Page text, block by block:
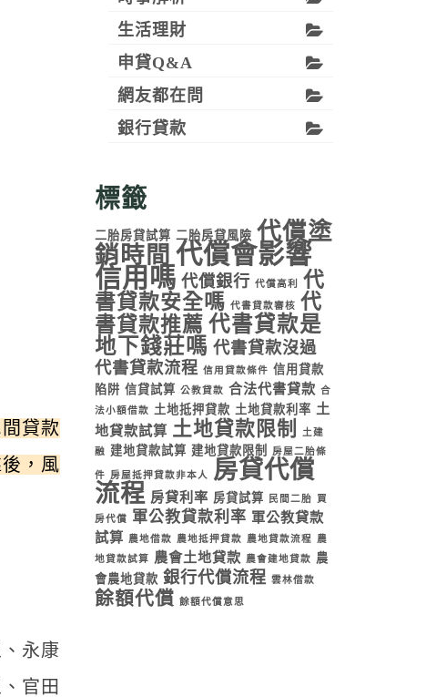
貸款
，風
永康
官田
生活理財
申貸Q&A
網友都在問
銀行貸款
標籤
二胎房貸試算 二胎房貸風險 代償塗
銷時間 代償會影響
信用嗎 代償銀行 代償高利
代
書貸款安全嗎 代書貸款審核 代
書貸款推薦 代書貸款是
地下錢莊嗎 代書貸款沒過
代書貸款流程 信用貸款條件 信用貸款
陷阱 信貸試算 公教貸款 合法代書貸款 合
法小額借款 土地抵押貸款 土地貸款利率 土
地貸款試算 土地貸款限制
土建
融
建地貸款試算 建地貸款限制 房屋二胎條
件 房屋抵押貸款非本人
房貸代償
流程 房貸利率 房貸試算 民間二胎
買
房代償
軍公教貸款利率 軍公教貸款
試算
農地借款 農地抵押貸款 農地貸款流程
農
地貸款試算
農會土地貸款 農會建地貸款
農
會農地貸款 銀行代償流程 雲林借款
餘額代償 餘額代償意思